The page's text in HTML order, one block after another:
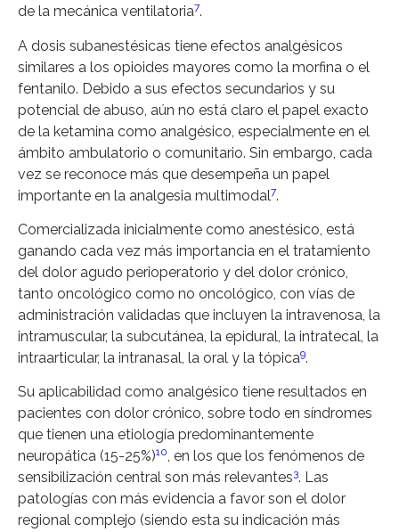
de la mecánica ventilatoria7.
A dosis subanestésicas tiene efectos analgésicos
similares a los opioides mayores como la morfina o el
fentanilo. Debido a sus efectos secundarios y su
potencial de abuso, aún no está claro el papel exacto
de la ketamina como analgésico, especialmente en el
ámbito ambulatorio o comunitario. Sin embargo, cada
vez se reconoce más que desempeña un papel
importante en la analgesia multimodal7.
Comercializada inicialmente como anestésico, está
ganando cada vez más importancia en el tratamiento
del dolor agudo perioperatorio y del dolor crónico,
tanto oncológico como no oncológico, con vías de
administración validadas que incluyen la intravenosa, la
intramuscular, la subcutánea, la epidural, la intratecal, la
intraarticular, la intranasal, la oral y la tópica9.
Su aplicabilidad como analgésico tiene resultados en
pacientes con dolor crónico, sobre todo en síndromes
que tienen una etiología predominantemente
neuropática (15-25%)10, en los que los fenómenos de
sensibilización central son más relevantes3. Las
patologías con más evidencia a favor son el dolor
regional complejo (siendo esta su indicación más